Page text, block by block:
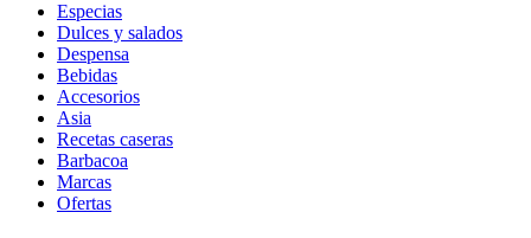
Especias
Dulces y salados
Despensa
Bebidas
Accesorios
Asia
Recetas caseras
Barbacoa
Marcas
Ofertas